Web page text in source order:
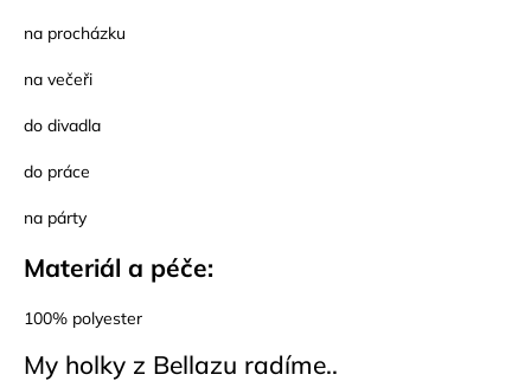
na procházku
na večeři
do divadla
do práce
na párty
Materiál a péče:
100% polyester
My holky z Bellazu radíme..